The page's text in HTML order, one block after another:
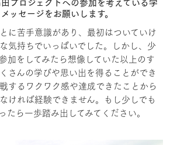
ッセージをお願いします。
に苦手意識があり、最初はついていけ
気持ちでいっぱいでした。しかし、少
加をしてみたら想像していた以上のす
さんの学びや思い出を得ることができ
するワクワク感や達成できたことから
ければ経験できません。もし少しでも
たら一歩踏み出してみてください。